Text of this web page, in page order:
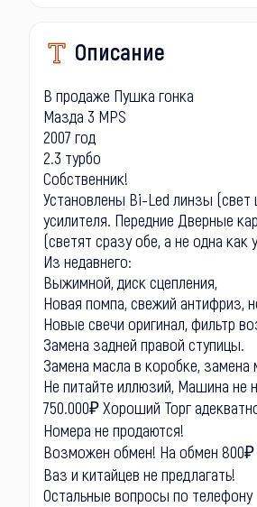
Описание
В продаже Пушка гонка
Мазда 3 MPS
2007 год
2.3 турбо
Собственник!
Установлены Bi-Led линзы (свет
усилителя. Передние Дверные
(светят сразу обе, а не одна как
Из недавнего:
Выжимной, диск сцепления,
Новая помпа, свежий антифриз,
Новые свечи оригинал, фильтр
Замена задней правой ступицы.
Замена масла в коробке, замена
Не питайте иллюзий, Машина не
750.000₽ Хороший Торг
Номера не продаются!
Возможен обмен! На обмен 800₽
Ваз и китайцев не предлагать!
Остальные вопросы по телефону